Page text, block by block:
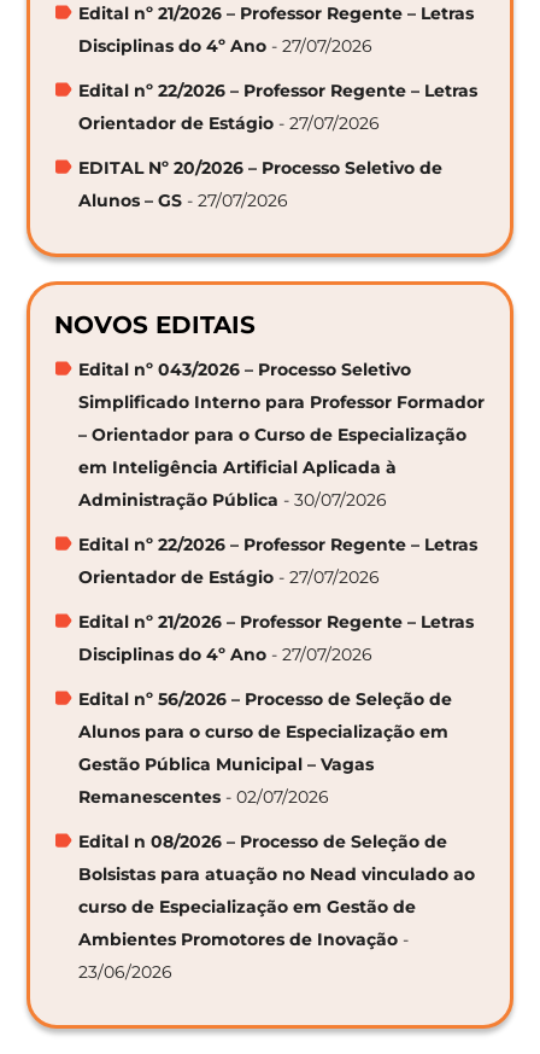
Edital nº 21/2026 – Professor Regente – Letras
Disciplinas do 4º Ano - 27/07/2026
Edital nº 22/2026 – Professor Regente – Letras
Orientador de Estágio - 27/07/2026
EDITAL Nº 20/2026 – Processo Seletivo de
Alunos – GS - 27/07/2026
NOVOS EDITAIS
Edital nº 043/2026 – Processo Seletivo
Simplificado Interno para Professor Formador
– Orientador para o Curso de Especialização
em Inteligência Artificial Aplicada à
Administração Pública - 30/07/2026
Edital nº 22/2026 – Professor Regente – Letras
Orientador de Estágio - 27/07/2026
Edital nº 21/2026 – Professor Regente – Letras
Disciplinas do 4º Ano - 27/07/2026
Edital nº 56/2026 – Processo de Seleção de
Alunos para o curso de Especialização em
Gestão Pública Municipal – Vagas
Remanescentes - 02/07/2026
Edital n 08/2026 – Processo de Seleção de
Bolsistas para atuação no Nead vinculado ao
curso de Especialização em Gestão de
Ambientes Promotores de Inovação -
23/06/2026